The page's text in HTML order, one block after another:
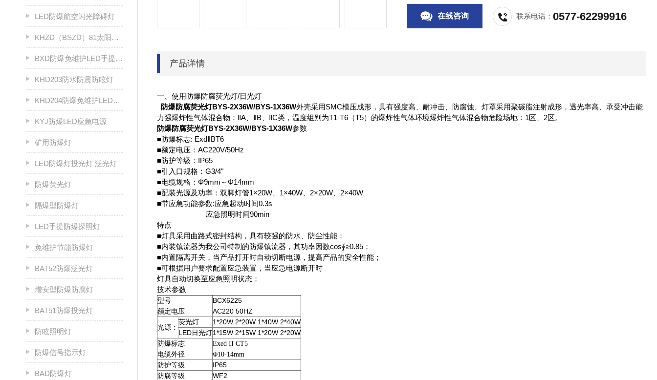
LED防爆航空闪光障碍灯
KHZD（BSZD）81太阳能防爆航空闪光障碍灯
BXD防爆免维护LED手提灯 检修灯
KHD203防水防震防眩灯
KHD204防爆免维护LED固态灯
KYJ防爆LED应急电源
矿用防爆灯
LED防爆灯投光灯 泛光灯
防爆荧光灯
隔爆型防爆灯
LED手提防爆探照灯
免维护节能防爆灯
BAT52防爆泛光灯
增安型防爆防腐灯
BAT51防爆投光灯
防眩照明灯
防爆信号指示灯
BAD防爆灯
在线咨询 联系电话：0577-62299916
产品详情
一、使用防爆防腐荧光灯/日光灯
防爆防腐荧光灯BYS-2X36W/BYS-1X36W外壳采用SMC模压成形，具有强度高、耐冲击、防腐蚀、灯罩采用聚碳脂注射成形，透光率高、承受冲击能
力强爆炸性气体混合物：ⅡA、ⅡB、ⅡC类，温度组别为T1-T6（T5）的爆炸性气体环境爆炸性气体混合物危险场地：1区、2区。
防爆防腐荧光灯BYS-2X36W/BYS-1X36W参数
■防爆标志: ExdⅡBT6
■额定电压：AC220V/50Hz
■防护等级：IP65
■引入口规格：G3/4"
■电缆规格：Φ9mm～Φ14mm
■配装光源及功率：双脚灯管1×20W、1×40W、2×20W、2×40W
■带应急功能参数:应急起动时间0.3s
应急照明时间90min
特点
■灯具采用曲路式密封结构，具有较强的防水、防尘性能；
■内装镇流器为我公司特制的防爆镇流器，其功率因数cos∮≥0.85；
■内置隔离开关，当产品打开时自动切断电源，提高产品的安全性能；
■可根据用户要求配置应急装置，当应急电源断开时
灯具自动切换至应急照明状态；
技术参数
型号 BCX6225
额定电压 AC220 50HZ
光源：
荧光灯
1*20W 2*20W 1*40W 2*40W
LED 日光灯1*15W 2*15W 1*20W 2*20W
防爆标志
Exed II CT5
电缆外径
Φ10-14mm
防护等级
IP65
防腐等级 WF2